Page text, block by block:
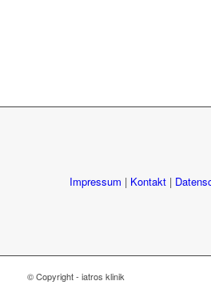
Impressum | Kontakt |
© Copyright - iatros klinik